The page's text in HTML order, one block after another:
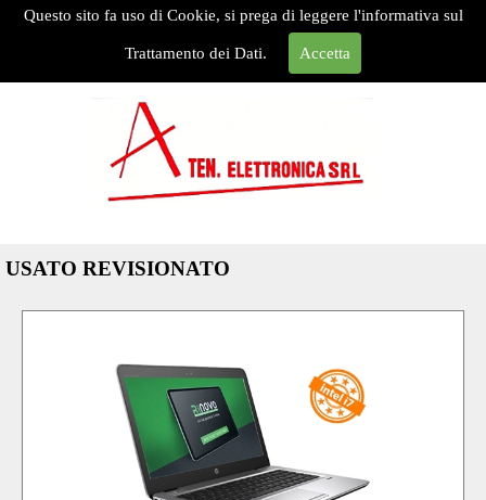
Questo sito fa uso di Cookie, si prega di leggere l'informativa sul
Trattamento dei Dati. Accetta
HOME
USATO REVISIONATO